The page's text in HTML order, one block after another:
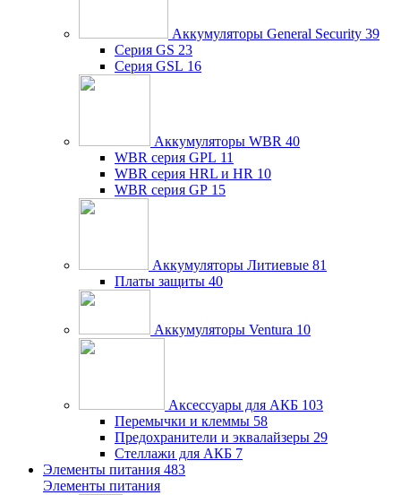
Аккумуляторы General Security 39
Серия GS 23
Серия GSL 16
Аккумуляторы WBR 40
WBR серия GPL 11
WBR серия HRL и HR 10
WBR серия GP 15
Аккумуляторы Литиевые 81
Платы защиты 40
Аккумуляторы Ventura 10
Аксессуары для АКБ 103
Перемычки и клеммы 58
Предохранители и эквалайзеры 29
Стеллажи для АКБ 7
Элементы питания 483
Элементы питания